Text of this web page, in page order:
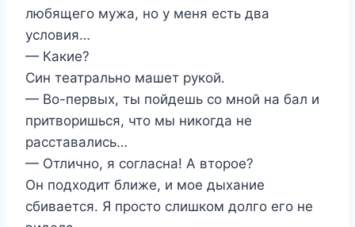
любящего мужа, но у меня есть два
условия…
— Какие?
Син театрально машет рукой.
— Во-первых, ты пойдешь со мной на бал и
притворишься, что мы никогда не
расставались…
— Отлично, я согласна! А второе?
Он подходит ближе, и мое дыхание
сбивается. Я просто слишком долго его не